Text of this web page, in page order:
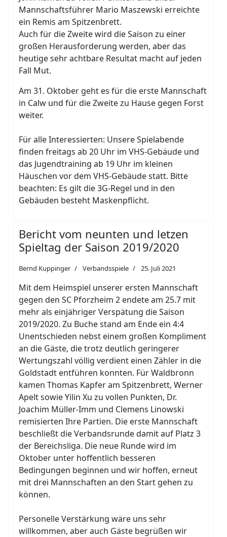
Mannschaftsführer Mario Maszewski erreichte
ein Remis am Spitzenbrett.
Auch für die Zweite wird die Saison zu einer
großen Herausforderung werden, aber das
heutige sehr achtbare Resultat macht auf jeden
Fall Mut.
Am 31. Oktober geht es für die erste Mannschaft
in Calw und für die Zweite zu Hause gegen Forst
weiter.
Für alle Interessierten: Unsere Spielabende
finden freitags ab 20 Uhr im VHS-Gebäude und
das Jugendtraining ab 19 Uhr im kleinen
Häuschen vor dem VHS-Gebäude statt. Bitte
beachten: Es gilt die 3G-Regel und in den
Gebäuden besteht Maskenpflicht.
Bericht vom neunten und letzen
Spieltag der Saison 2019/2020
Bernd Kuppinger Verbandsspiele 25. Juli 2021
Mit dem Heimspiel unserer ersten Mannschaft
gegen den SC Pforzheim 2 endete am 25.7 mit
mehr als einjähriger Verspätung die Saison
2019/2020. Zu Buche stand am Ende ein 4:4
Unentschieden nebst einem großen Kompliment
an die Gäste, die trotz deutlich geringerer
Wertungszahl völlig verdient einen Zähler in die
Goldstadt entführen konnten. Für Waldbronn
kamen Thomas Kapfer am Spitzenbrett, Werner
Apelt sowie Yilin Xu zu vollen Punkten, Dr.
Joachim Müller-Imm und Clemens Linowski
remisierten Ihre Partien. Die erste Mannschaft
beschließt die Verbandsrunde damit auf Platz 3
der Bereichsliga. Die neue Runde wird im
Oktober unter hoffentlich besseren
Bedingungen beginnen und wir hoffen, erneut
mit drei Mannschaften an den Start gehen zu
können.
Personelle Verstärkung wäre uns sehr
willkommen, aber auch Gäste begrüßen wir